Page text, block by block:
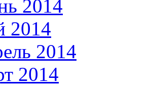
2014
2014
2014
2014